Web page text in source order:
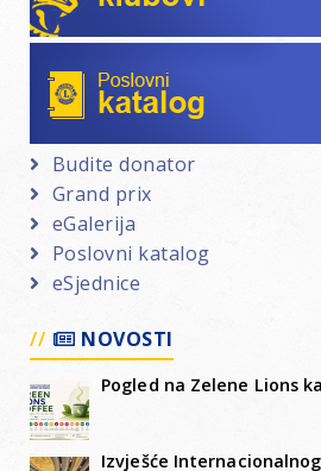
Budite donator
Grand prix
eGalerija
Poslovni katalog
eSjednice
NOVOSTI
Pogled na Zelene Lions
Izvješće